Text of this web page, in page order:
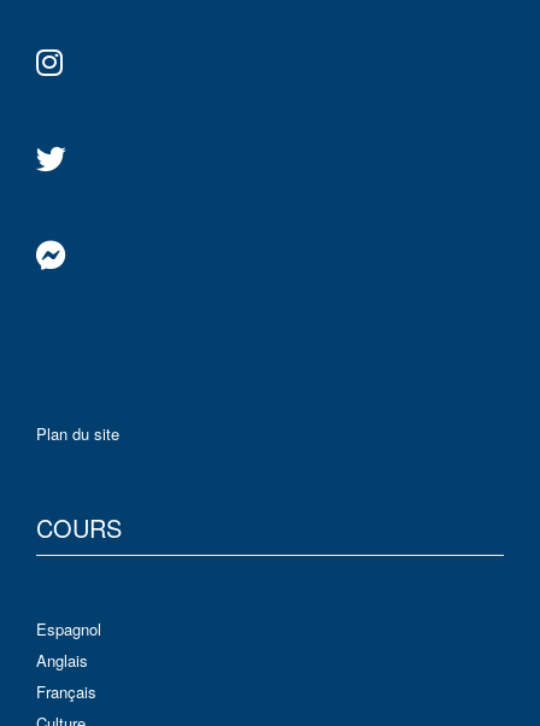
Plan du site
COURS
Espagnol
Anglais
Français